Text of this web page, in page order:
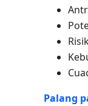
Palang